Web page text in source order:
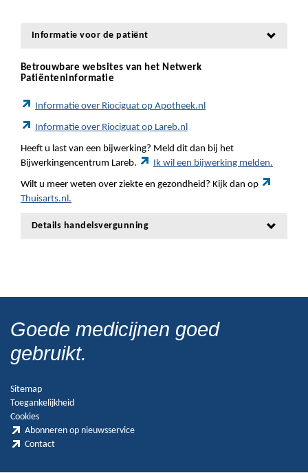
Informatie voor de patiënt
Betrouwbare websites van het Netwerk
Patiënteninformatie
Informatie over Riociguat op Apotheek.nl
Informatie over Riociguat op Lareb.nl
Heeft u last van een bijwerking? Meld dit dan bij het
Bijwerkingencentrum Lareb.
Ik wil een bijwerking melden.
Wilt u meer weten over ziekte en gezondheid? Kijk dan op
Thuisarts.nl.
Details handelsvergunning
Goede medicijnen goed
gebruikt.
Sitemap
Toegankelijkheid
Cookies
Abonneren op nieuwsservice
Contact